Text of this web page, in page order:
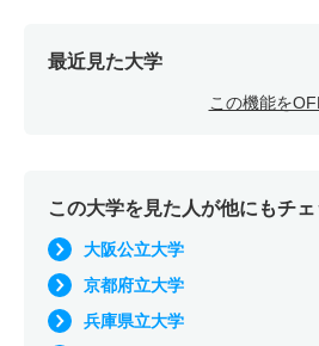
最近見た大学
この機能を
この大学を見た人が他にもチ
大阪公立大学
京都府立大学
兵庫県立大学